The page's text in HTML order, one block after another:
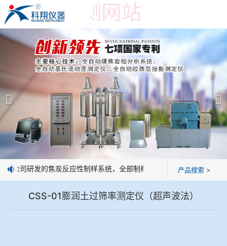
世界杯预测网站
世界杯预测网站
产品展示 ＞
焦炭高温性能检测系统
焦化行业检测及优化配煤设备
球团矿/烧结矿/块矿高温冶金性能检测系统
烧结/球团优化配矿研究设备
高炉配吹煤检测设备
公司简介
世界杯预测网站
企业业绩
技术交流
视频观赏
我公司研发的焦炭反应性制样系统，全部制样过程机械化操作，没有
产品搜索 >
CSS-01膨润土过筛率测定仪（超声波法）